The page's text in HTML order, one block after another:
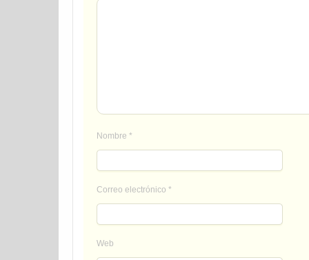
Nombre *
Correo electrónico *
Web